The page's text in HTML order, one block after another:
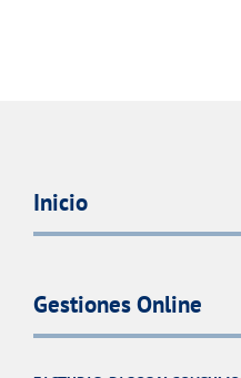
Inicio
Gestiones Online